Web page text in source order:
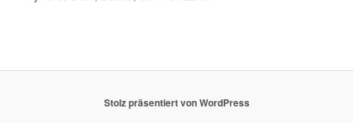
Stolz präsentiert von WordPress